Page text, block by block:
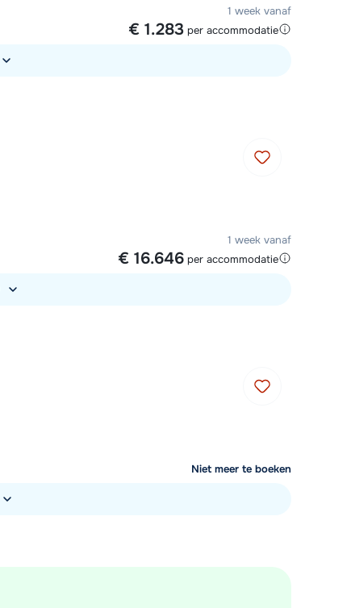
1 week vanaf
€ 1.283 per accommodatie
1 week vanaf
€ 16.646 per accommodatie
Niet meer te boeken